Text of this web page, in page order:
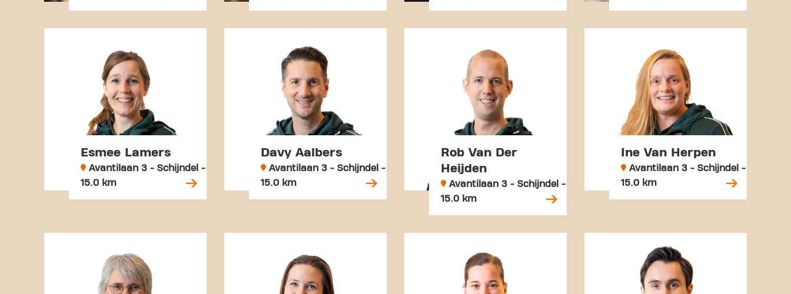
Esmee Lamers
Avantilaan 3 - Schijndel -
15.0 km
Davy Aalbers
Avantilaan 3 - Schijndel -
15.0 km
Rob Van Der
Heijden
Avantilaan 3 - Schijndel -
15.0 km
Ine Van Herpen
Avantilaan 3 - Schijndel -
15.0 km